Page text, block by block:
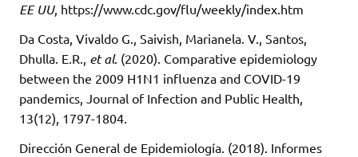
EE UU, https://www.cdc.gov/flu/weekly/index.htm
Da Costa, Vivaldo G., Saivish, Marianela. V., Santos,
Dhulla. E.R., et al. (2020). Comparative epidemiology
between the 2009 H1N1 influenza and COVID-19
pandemics, Journal of Infection and Public Health,
13(12), 1797-1804.
Dirección General de Epidemiología. (2018). Informes